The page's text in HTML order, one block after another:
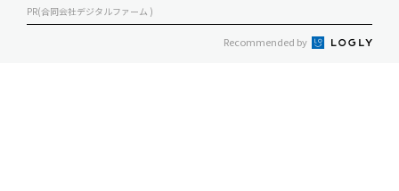
PR(合同会社デジタルファーム )
Recommended by